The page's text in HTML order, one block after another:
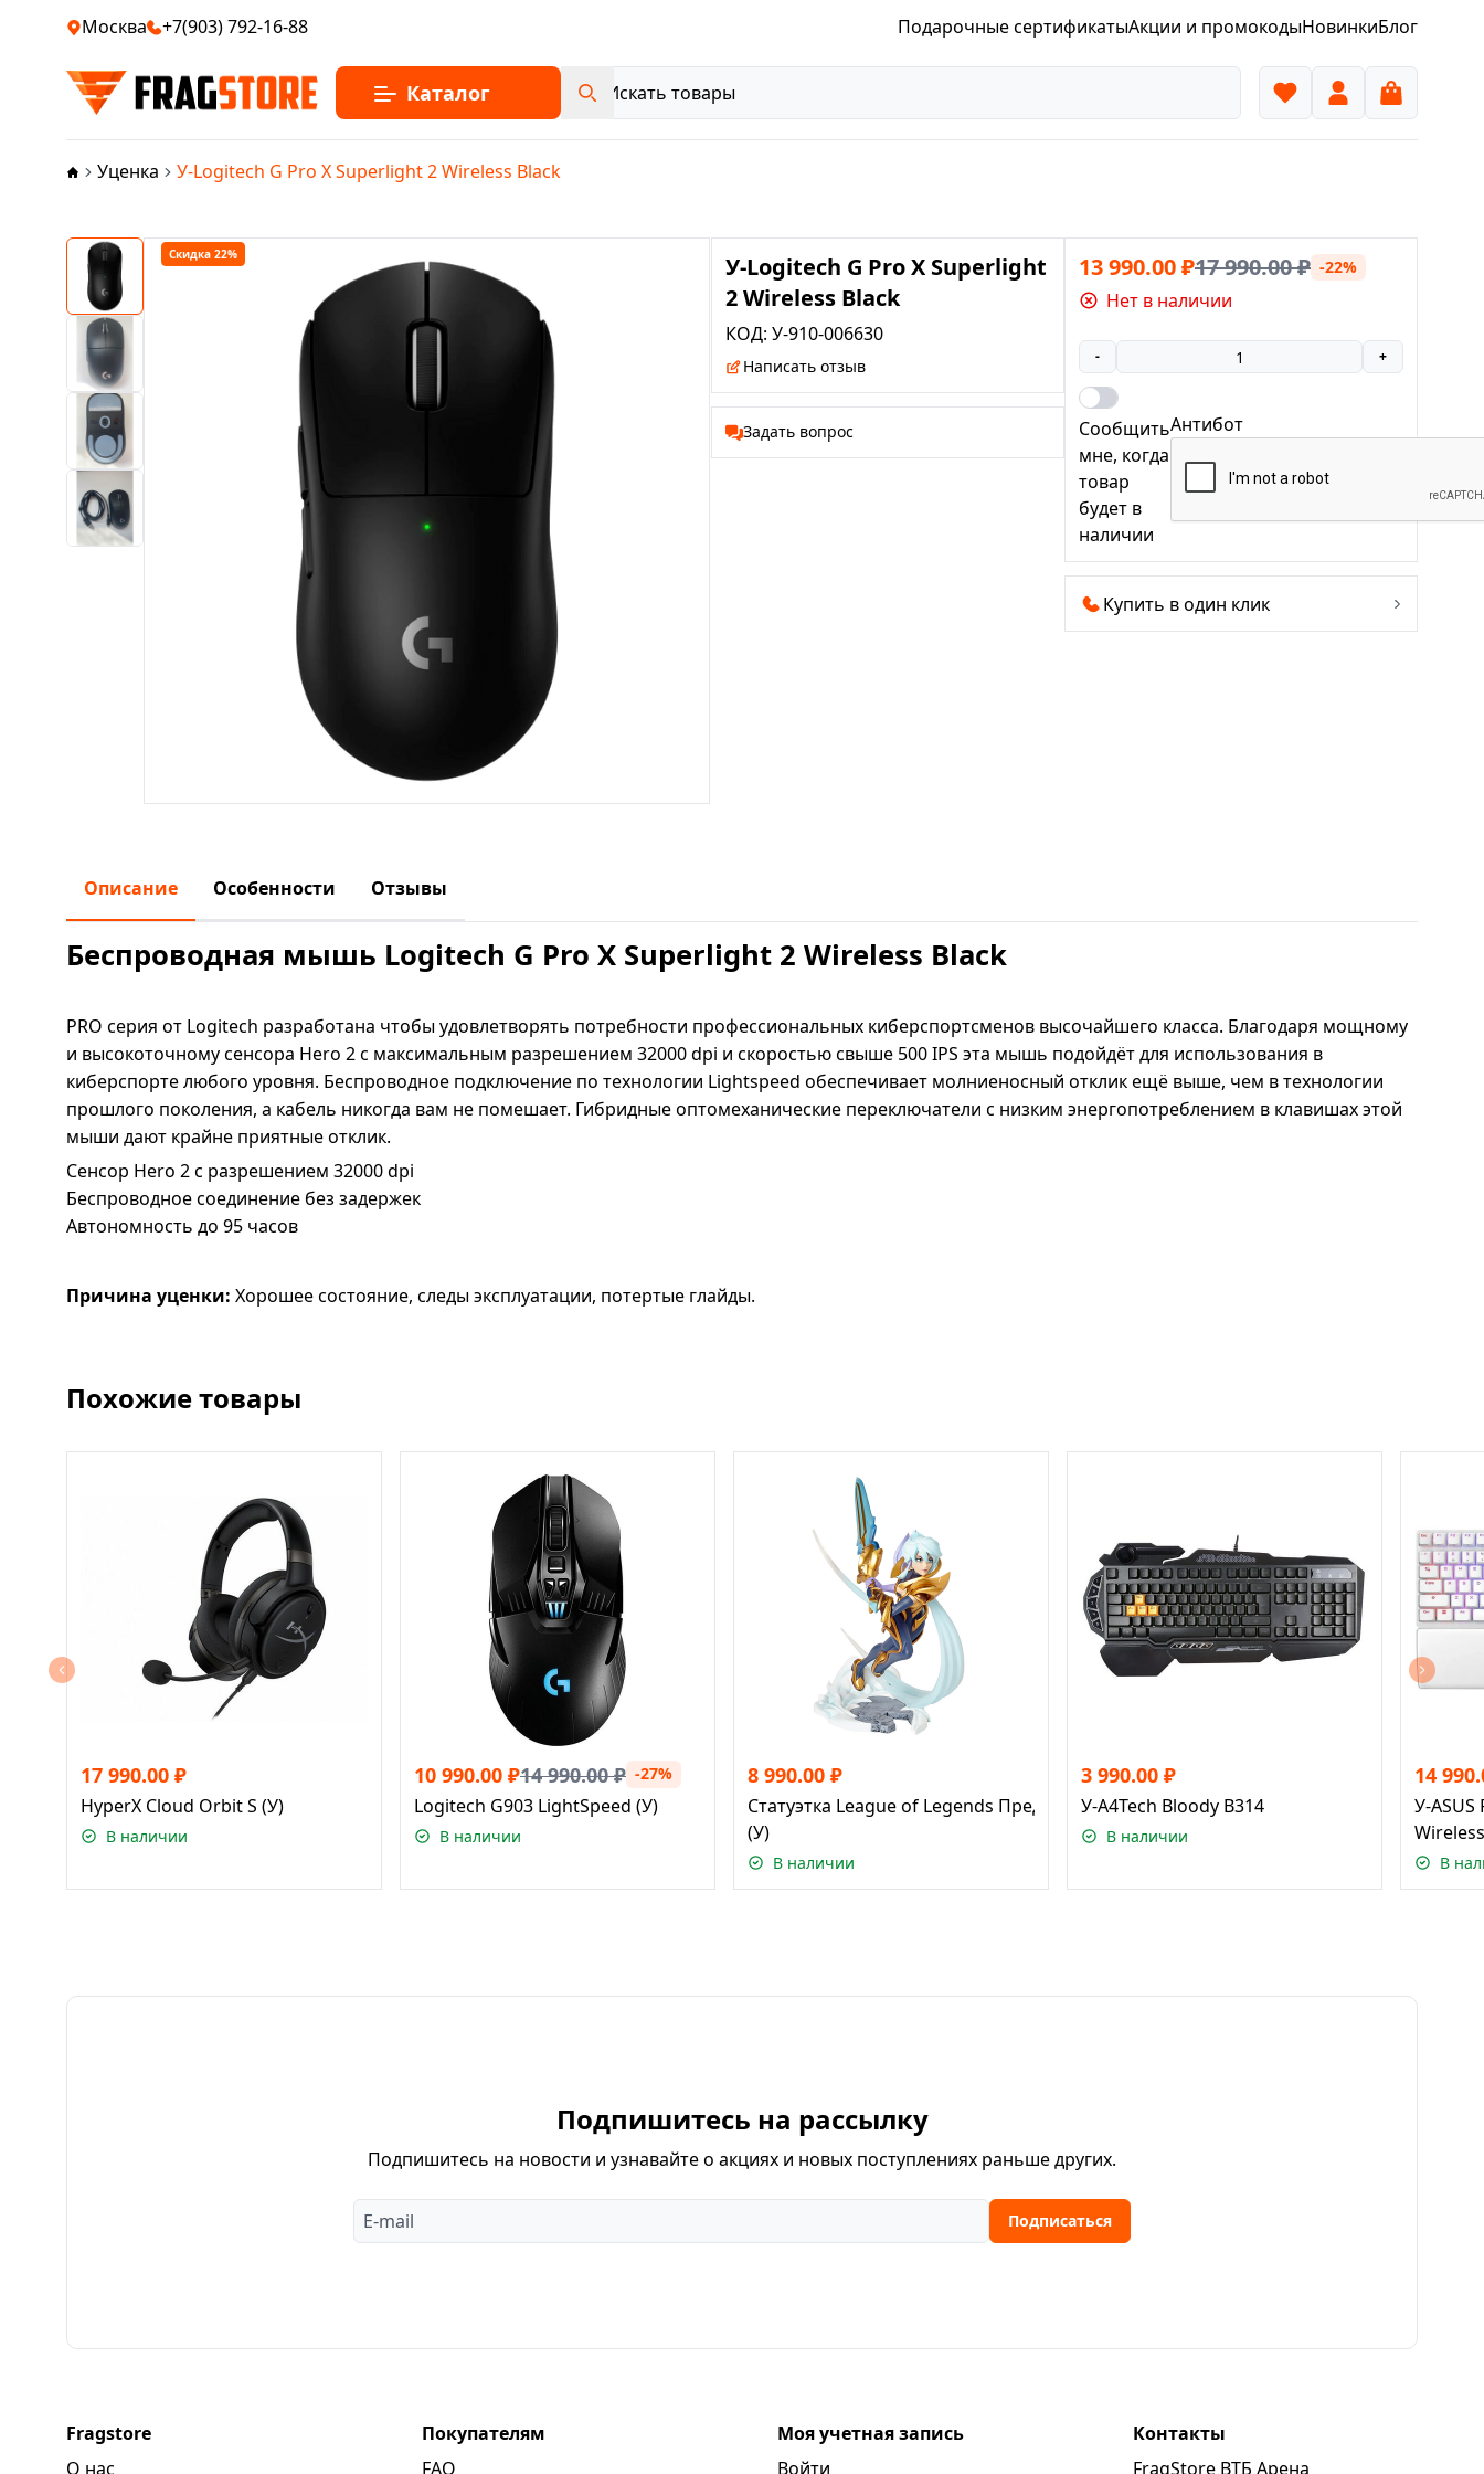
Москва +7(903) 792-16-88 Подарочные сертификатыАкции и промокодыНовинкиБлог
Каталог
Уценка У-Logitech G Pro X Superlight 2 Wireless Black
Скидка 22%
У-Logitech G Pro X Superlight
2 Wireless Black
КОД: У-910-006630
Написать отзыв
Задать вопрос
13 990.00₽17 990.00₽ -22%
Нет в наличии
- +
Сообщить
мне, когда
товар
будет в
наличии
Антибот
Купить в один клик
Описание Особенности Отзывы
Беспроводная мышь Logitech G Pro X Superlight 2 Wireless Black
PRO серия от Logitech разработана чтобы удовлетворять потребности профессиональных киберспортсменов высочайшего класса. Благодаря мощному
и высокоточному сенсора Hero 2 с максимальным разрешением 32000 dpi и скоростью свыше 500 IPS эта мышь подойдёт для использования в
киберспорте любого уровня. Беспроводное подключение по технологии Lightspeed обеспечивает молниеносный отклик ещё выше, чем в технологии
прошлого поколения, а кабель никогда вам не помешает. Гибридные оптомеханические переключатели с низким энергопотреблением в клавишах этой
мыши дают крайне приятные отклик.
Сенсор Hero 2 с разрешением 32000 dpi
Беспроводное соединение без задержек
Автономность до 95 часов
Причина уценки: Хорошее состояние, следы эксплуатации, потертые глайды.
Похожие товары
17 990.00 ₽
HyperX Cloud Orbit S (У)
В наличии
10 990.00 ₽14 990.00₽ -27%
Logitech G903 LightSpeed (У)
В наличии
8 990.00 ₽
Статуэтка League of Legends Предвестница зари Ривен
(У)
В наличии
3 990.00 ₽
У-A4Tech Bloody B314
В наличии
14
У-ASUS
В
Подпишитесь на рассылку
Подпишитесь на новости и узнавайте о акциях и новых поступлениях раньше других.
Подписаться
Fragstore
О нас
Покупателям
FAQ
Моя учетная запись
Войти
Контакты
FragStore ВТБ Арена